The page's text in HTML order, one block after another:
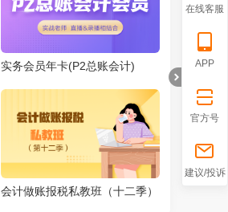
实务会员年卡(P2总账会计)
会计做账报税私教班（十二季）
在线客服
APP
官方号
建议/投诉